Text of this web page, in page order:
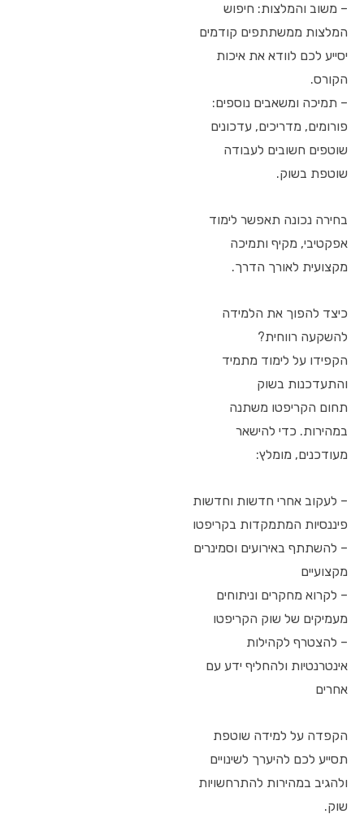
– משוב והמלצות: חיפוש
המלצות ממשתתפים קודמים
יסייע לכם לוודא את איכות
הקורס.
– תמיכה ומשאבים נוספים:
פורומים, מדריכים, עדכונים
שוטפים חשובים לעבודה
שוטפת בשוק.
בחירה נכונה תאפשר לימוד
אפקטיבי, מקיף ותמיכה
מקצועית לאורך הדרך.
כיצד להפוך את הלמידה
להשקעה רווחית?
הקפידו על לימוד מתמיד
והתעדכנות בשוק
תחום הקריפטו משתנה
במהירות. כדי להישאר
מעודכנים, מומלץ:
– לעקוב אחרי חדשות וחדשות
פיננסיות המתמקדות בקריפטו
– להשתתף באירועים וסמינרים
מקצועיים
– לקרוא מחקרים וניתוחים
מעמיקים של שוק הקריפטו
– להצטרף לקהילות
אינטרנטיות ולהחליף ידע עם
אחרים
הקפדה על למידה שוטפת
תסייע לכם להיערך לשינויים
ולהגיב במהירות להתרחשויות
שוק.